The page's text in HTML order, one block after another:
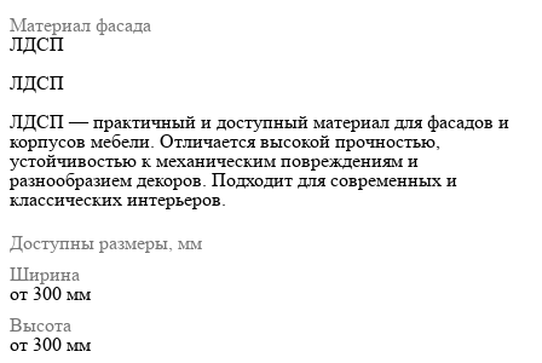
Материал фасада
ЛДСП
ЛДСП
ЛДСП — практичный и доступный материал для фасадов и
корпусов мебели. Отличается высокой прочностью,
устойчивостью к механическим повреждениям и
разнообразием декоров. Подходит для современных и
классических интерьеров.
Доступны размеры, мм
Ширина
от 300 мм
Высота
от 300 мм